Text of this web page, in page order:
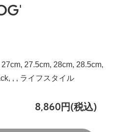
27.5cm, 28cm, 28.5cm,
, , ライフスタイル
8,860円(税込)